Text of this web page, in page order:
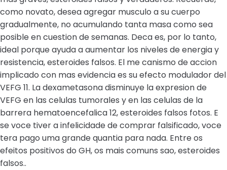
como novato, desea agregar musculo a su cuerpo
gradualmente, no acumulando tanta masa como sea
posible en cuestion de semanas. Deca es, por lo tanto,
ideal porque ayuda a aumentar los niveles de energia y
resistencia, esteroides falsos. El me canismo de accion
implicado con mas evidencia es su efecto modulador del
VEFG 11. La dexametasona disminuye la expresion de
VEFG en las celulas tumorales y en las celulas de la
barrera hematoencefalica 12, esteroides falsos fotos. E
se voce tiver a infelicidade de comprar falsificado, voce
tera pago uma grande quantia para nada. Entre os
efeitos positivos do GH, os mais comuns sao, esteroides
falsos..